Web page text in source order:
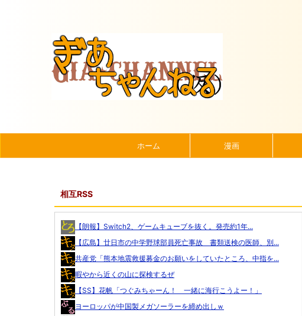
ホーム 漫画
相互RSS
【朗報】Switch2、ゲームキューブを抜く。発売約1年...
【広島】廿日市の中学野球部員死亡事故 書類送検の医師、別...
共産党「熊本地震救援募金のお願いをしていたところ、中指を...
暇やから近くの山に探検するぜ
【SS】花帆「つぐみちゃーん！ 一緒に海行こうよー！」
ヨーロッパが中国製メガソーラーを締め出しｗ